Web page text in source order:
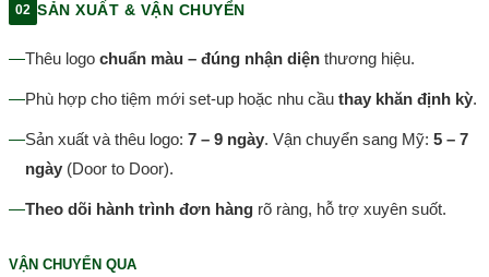
02 SẢN XUẤT & VẬN CHUYỂN
—Thêu logo chuẩn màu – đúng nhận diện thương hiệu.
—Phù hợp cho tiệm mới set-up hoặc nhu cầu thay khăn định kỳ.
—Sản xuất và thêu logo: 7 – 9 ngày. Vận chuyển sang Mỹ: 5 – 7
ngày (Door to Door).
—Theo dõi hành trình đơn hàng rõ ràng, hỗ trợ xuyên suốt.
VẬN CHUYỂN QUA